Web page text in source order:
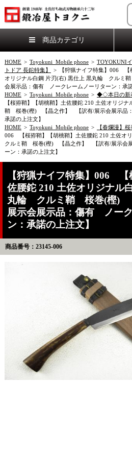
商品カテゴリ
HOME > Toyokuni_Mobile phone > TOYOKUNI
トドア 長鉈特集】
>
【狩猟ナイフ特集】006 【
オリジナル白鋼 片刃(右) 黒仕上 黒丸輪 クル
会展示品：傷有 ノークレームノーリターン：承諾
HOME > Toyokuni_Mobile phone > ◆◇本日の
【桜拵鞘】【胡桃鞘】土佐腰鉈 210 土佐オリジ
鞘 桜巻(樫) 【晶之作】 【訳有/展示会展示品
承諾の上注文】
HOME > Toyokuni_Mobile phone > 【春爛漫】
006 【桜拵鞘】【胡桃鞘】土佐腰鉈 210 土佐オ
クルミ鞘 桜巻(樫) 【晶之作】 【訳有/展示会
ーン：承諾の上注文】
【狩猟ナイフ特集】006
佐腰鉈 210 土佐オリジナル
丸輪 クルミ鞘 桜巻(樫)
展示会展示品：傷有 ノー
ン：承諾の上注文】
商品番号：23145-006